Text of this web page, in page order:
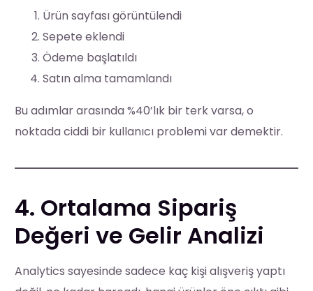
Ürün sayfası görüntülendi
Sepete eklendi
Ödeme başlatıldı
Satın alma tamamlandı
Bu adımlar arasında %40’lık bir terk varsa, o
noktada ciddi bir kullanıcı problemi var demektir.
4. Ortalama Sipariş
Değeri ve Gelir Analizi
Analytics sayesinde sadece kaç kişi alışveriş yaptı